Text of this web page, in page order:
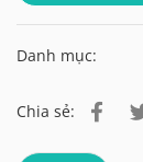
Danh mục:
Chia sẻ: